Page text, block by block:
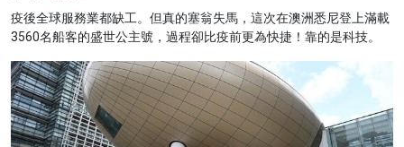
疫後全球服務業都缺工。但真的塞翁失馬，這次在澳洲悉尼登上滿載
3560名船客的盛世公主號，過程卻比疫前更為快捷！靠的是科技。